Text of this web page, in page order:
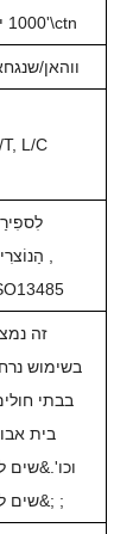
1000 יח'\ctn
ווהאן/
L/C
זה
בשימוש
בבתי
בית
וכו'.&שים
;&שים לב ;